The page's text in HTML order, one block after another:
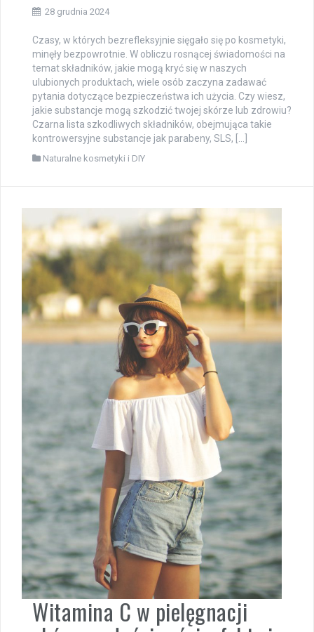
28 grudnia 2024
Czasy, w których bezrefleksyjnie sięgało się po kosmetyki,
minęły bezpowrotnie. W obliczu rosnącej świadomości na
temat składników, jakie mogą kryć się w naszych
ulubionych produktach, wiele osób zaczyna zadawać
pytania dotyczące bezpieczeństwa ich użycia. Czy wiesz,
jakie substancje mogą szkodzić twojej skórze lub zdrowiu?
Czarna lista szkodliwych składników, obejmująca takie
kontrowersyjne substancje jak parabeny, SLS, […]
Naturalne kosmetyki i DIY
Witamina C w pielęgnacji